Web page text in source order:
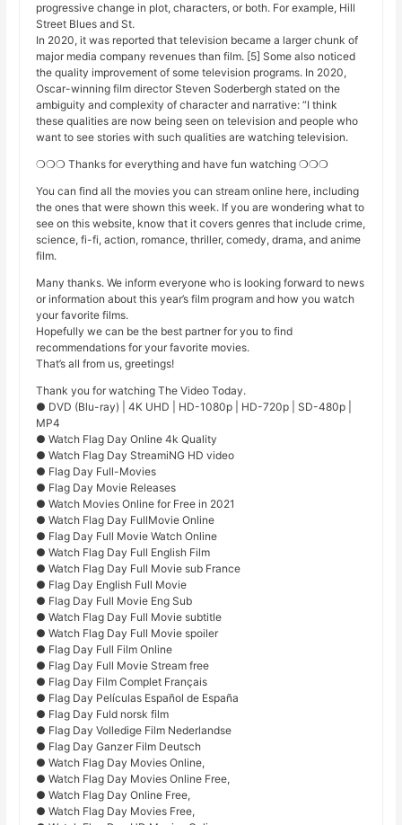
progressive change in plot, characters, or both. For example, Hill
Street Blues and St.
In 2020, it was reported that television became a larger chunk of
major media company revenues than film. [5] Some also noticed
the quality improvement of some television programs. In 2020,
Oscar-winning film director Steven Soderbergh stated on the
ambiguity and complexity of character and narrative: “I think
these qualities are now being seen on television and people who
want to see stories with such qualities are watching television.
❍❍❍ Thanks for everything and have fun watching ❍❍❍
You can find all the movies you can stream online here, including
the ones that were shown this week. If you are wondering what to
see on this website, know that it covers genres that include crime,
science, fi-fi, action, romance, thriller, comedy, drama, and anime
film.
Many thanks. We inform everyone who is looking forward to news
or information about this year’s film program and how you watch
your favorite films.
Hopefully we can be the best partner for you to find
recommendations for your favorite movies.
That’s all from us, greetings!
Thank you for watching The Video Today.
● DVD (Blu-ray) | 4K UHD | HD-1080p | HD-720p | SD-480p |
MP4
● Watch Flag Day Online 4k Quality
● Watch Flag Day StreamiNG HD video
● Flag Day Full-Movies
● Flag Day Movie Releases
● Watch Movies Online for Free in 2021
● Watch Flag Day FullMovie Online
● Flag Day Full Movie Watch Online
● Watch Flag Day Full English Film
● Watch Flag Day Full Movie sub France
● Flag Day English Full Movie
● Flag Day Full Movie Eng Sub
● Watch Flag Day Full Movie subtitle
● Watch Flag Day Full Movie spoiler
● Flag Day Full Film Online
● Flag Day Full Movie Stream free
● Flag Day Film Complet Français
● Flag Day Películas Español de España
● Flag Day Fuld norsk film
● Flag Day Volledige Film Nederlandse
● Flag Day Ganzer Film Deutsch
● Watch Flag Day Movies Online,
● Watch Flag Day Movies Online Free,
● Watch Flag Day Online Free,
● Watch Flag Day Movies Free,